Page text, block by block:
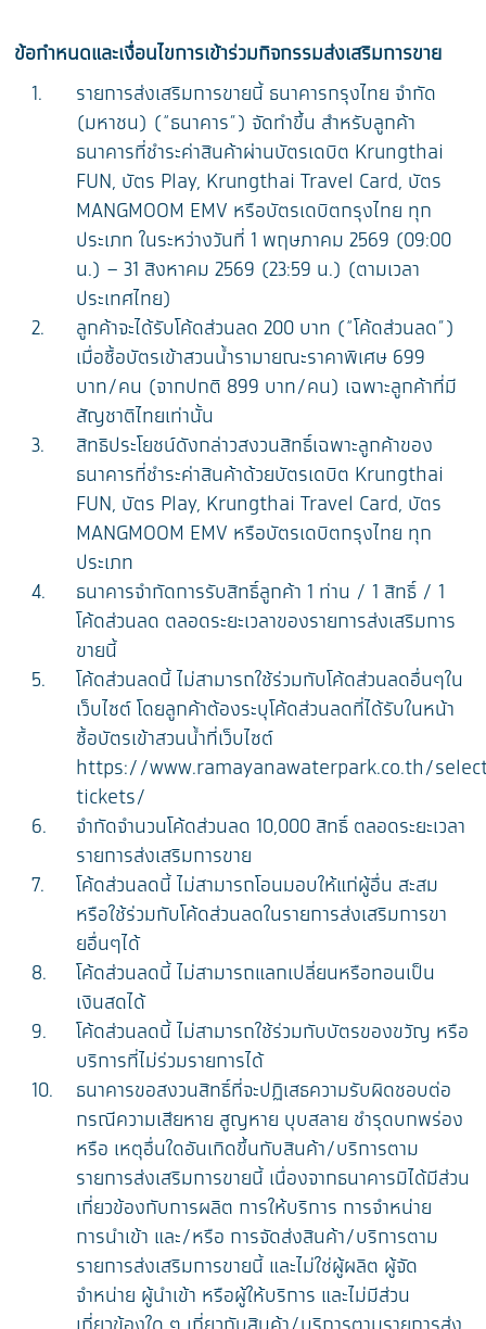
ข้อกำหนดและเงื่อนไขการเข้าร่วมกิจกรรมส่งเสริมการขาย
รายการส่งเสริมการขายนี้ ธนาคารกรุงไทย จำกัด
(มหาชน) (“ธนาคาร”) จัดทำขึ้น สำหรับลูกค้า
ธนาคารที่ชำระค่าสินค้าผ่านบัตรเดบิต Krungthai
FUN, บัตร Play, Krungthai Travel Card, บัตร
MANGMOOM EMV หรือบัตรเดบิตกรุงไทย ทุก
ประเภท ในระหว่างวันที่ 1 พฤษภาคม 2569 (09:00
น.) – 31 สิงหาคม 2569 (23:59 น.) (ตามเวลา
ประเทศไทย)
ลูกค้าจะได้รับโค้ดส่วนลด 200 บาท (“โค้ดส่วนลด”)
เมื่อซื้อบัตรเข้าสวนน้ำรามายณะราคาพิเศษ 699
บาท/คน (จากปกติ 899 บาท/คน) เฉพาะลูกค้าที่มี
สัญชาติไทยเท่านั้น
สิทธิประโยชน์ดังกล่าวสงวนสิทธิ์เฉพาะลูกค้าของ
ธนาคารที่ชำระค่าสินค้าด้วยบัตรเดบิต Krungthai
FUN, บัตร Play, Krungthai Travel Card, บัตร
MANGMOOM EMV หรือบัตรเดบิตกรุงไทย ทุก
ประเภท
ธนาคารจำกัดการรับสิทธิ์ลูกค้า 1 ท่าน / 1 สิทธิ์ / 1
โค้ดส่วนลด ตลอดระยะเวลาของรายการส่งเสริมการ
ขายนี้
โค้ดส่วนลดนี้ ไม่สามารถใช้ร่วมกับโค้ดส่วนลดอื่นๆใน
เว็บไซต์ โดยลูกค้าต้องระบุโค้ดส่วนลดที่ได้รับในหน้า
ซื้อบัตรเข้าสวนน้ำที่เว็บไซต์
https://www.ramayanawaterpark.co.th/
tickets/
จำกัดจำนวนโค้ดส่วนลด 10,000 สิทธิ์ ตลอดระยะเวลา
รายการส่งเสริมการขาย
โค้ดส่วนลดนี้ ไม่สามารถโอนมอบให้แก่ผู้อื่น สะสม
หรือใช้ร่วมกับโค้ดส่วนลดในรายการส่งเสริมการขา
ยอื่นๆได้
โค้ดส่วนลดนี้ ไม่สามารถแลกเปลี่ยนหรือทอนเป็น
เงินสดได้
โค้ดส่วนลดนี้ ไม่สามารถใช้ร่วมกับบัตรของขวัญ หรือ
บริการที่ไม่ร่วมรายการได้
ธนาคารขอสงวนสิทธิ์ที่จะปฏิเสธความรับผิดชอบต่อ
กรณีความเสียหาย สูญหาย บุบสลาย ชำรุดบกพร่อง
หรือ เหตุอื่นใดอันเกิดขึ้นกับสินค้า/บริการตาม
รายการส่งเสริมการขายนี้ เนื่องจากธนาคารมิได้มีส่วน
เกี่ยวข้องกับการผลิต การให้บริการ การจำหน่าย
การนำเข้า และ/หรือ การจัดส่งสินค้า/บริการตาม
รายการส่งเสริมการขายนี้ และไม่ใช่ผู้ผลิต ผู้จัด
จำหน่าย ผู้นำเข้า หรือผู้ให้บริการ และไม่มีส่วน